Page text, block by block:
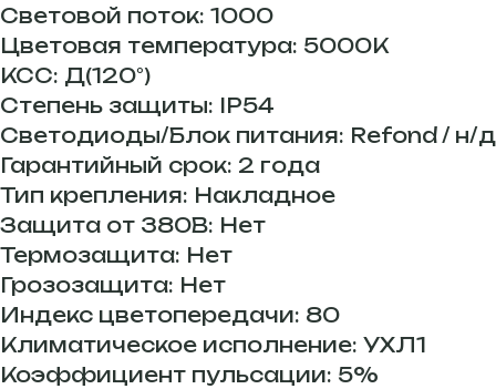
Световой поток: 1000
Цветовая температура: 5000К
КСС: Д(120°)
Степень защиты: IP54
Светодиоды/Блок питания: Refond / н/д
Гарантийный срок: 2 года
Тип крепления: Накладное
Защита от 380В: Нет
Термозащита: Нет
Грозозащита: Нет
Индекс цветопередачи: 80
Климатическое исполнение: УХЛ1
Коэффициент пульсации: 5%